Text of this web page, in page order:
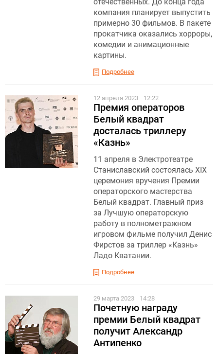
компания планирует выпустить
примерно 30 фильмов. В пакете
прокатчика оказались хорроры,
комедии и анимационные
картины.
Подробнее
12 апреля 2023 12:22
Премия операторов
Белый квадрат
досталась триллеру
«Казнь»
11 апреля в Электротеатре
Станиславский состоялась XIX
церемония вручения Премии
операторского мастерства
Белый квадрат. Главный приз
за Лучшую операторскую
работу в полнометражном
игровом фильме получил Денис
Фирстов за триллер «Казнь»
Ладо Кватании.
Подробнее
29 марта 2023 14:28
Почетную награду
премии Белый квадрат
получит Александр
Антипенко